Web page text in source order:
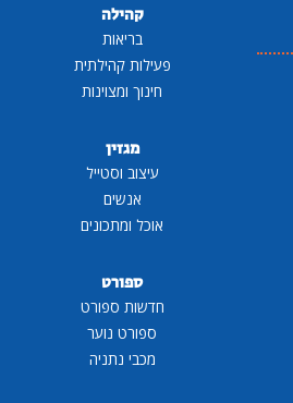
קהילה
בריאות
פעילות קהילתית
חינוך ומצוינות
מגזין
עיצוב וסטייל
אנשים
אוכל ומתכונים
ספורט
חדשות ספורט
ספורט נוער
מכבי נתניה